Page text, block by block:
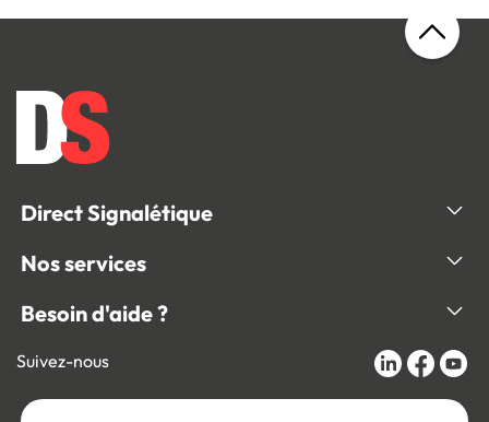
Direct Signalétique
Nos services
Besoin d'aide ?
Suivez-nous